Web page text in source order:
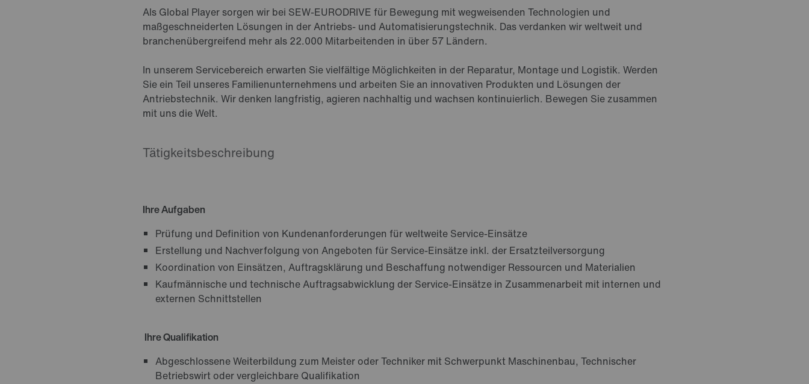
Als Global Player sorgen wir bei SEW-EURODRIVE für Bewegung mit wegweisenden Technologien und
maßgeschneiderten Lösungen in der Antriebs- und Automatisierungstechnik. Das verdanken wir weltweit und
branchenübergreifend mehr als 22.000 Mitarbeitenden in über 57 Ländern.
In unserem Servicebereich erwarten Sie vielfältige Möglichkeiten in der Reparatur, Montage und Logistik. Werden
Sie ein Teil unseres Familienunternehmens und arbeiten Sie an innovativen Produkten und Lösungen der
Antriebstechnik. Wir denken langfristig, agieren nachhaltig und wachsen kontinuierlich. Bewegen Sie zusammen
mit uns die Welt.
Tätigkeitsbeschreibung
Ihre Aufgaben
Prüfung und Definition von Kundenanforderungen für weltweite Service-Einsätze
Erstellung und Nachverfolgung von Angeboten für Service-Einsätze inkl. der Ersatzteilversorgung
Koordination von Einsätzen, Auftragsklärung und Beschaffung notwendiger Ressourcen und Materialien
Kaufmännische und technische Auftragsabwicklung der Service-Einsätze in Zusammenarbeit mit internen und
externen Schnittstellen
Ihre Qualifikation
Abgeschlossene Weiterbildung zum Meister oder Techniker mit Schwerpunkt Maschinenbau, Technischer
Betriebswirt oder vergleichbare Qualifikation